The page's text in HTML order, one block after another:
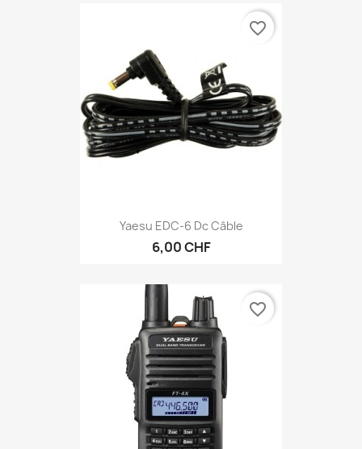
Yaesu EDC-6 Dc Câble
6,00 CHF
favorite_border
favorite_border